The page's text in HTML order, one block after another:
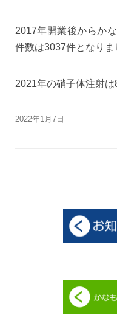
2017年開業後からか
件数は3037件となりま
2021年の硝子体注射は
2022年1月7日